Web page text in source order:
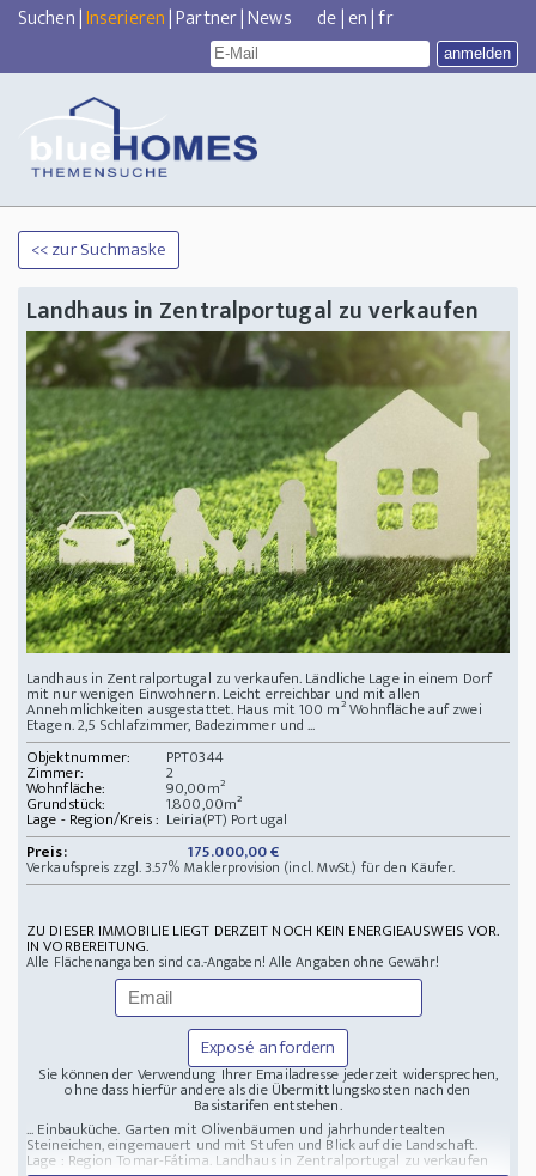
Suchen|Inserieren|Partner|News de|en|fr
<< zur Suchmaske
Landhaus in Zentralportugal zu verkaufen
Landhaus in Zentralportugal zu verkaufen. Ländliche Lage in einem Dorf
mit nur wenigen Einwohnern. Leicht erreichbar und mit allen
Annehmlichkeiten ausgestattet. Haus mit 100 m² Wohnfläche auf zwei
Etagen. 2,5 Schlafzimmer, Badezimmer und ...
Objektnummer:
PPT0344
Zimmer: 2
Wohnfläche: 90,00m²
Grundstück: 1.800,00m²
Lage - Region/Kreis : Leiria(PT) Portugal
Preis:
175.000,00 €
Verkaufspreis zzgl. 3.57% Maklerprovision (incl. MwSt.) für den Käufer.
ZU DIESER IMMOBILIE LIEGT DERZEIT NOCH KEIN ENERGIEAUSWEIS VOR.
IN VORBEREITUNG.
Alle Flächenangaben sind ca.-Angaben! Alle Angaben ohne Gewähr!
Exposé anfordern
Sie können der Verwendung Ihrer Emailadresse jederzeit widersprechen,
ohne dass hierfür andere als die Übermittlungskosten nach den
Basistarifen entstehen.
... Einbauküche. Garten mit Olivenbäumen und jahrhundertealten
Steineichen, eingemauert und mit Stufen und Blick auf die Landschaft.
Lage : Region Tomar-Fátima.Landhaus in Zentralportugal zu verkaufen